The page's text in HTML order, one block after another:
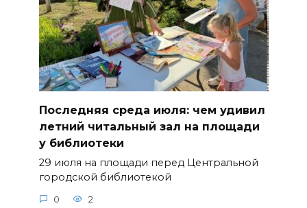
Последняя среда июля: чем удивил
летний читальный зал на площади
у библиотеки
29 июля на площади перед Центральной
городской библиотекой
0 2